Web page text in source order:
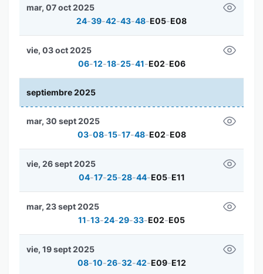
24-39-42-43-48-E05-E08
mar, 07 oct 2025
06-12-18-25-41-E02-E06
vie, 03 oct 2025
septiembre 2025
03-08-15-17-48-E02-E08
mar, 30 sept 2025
04-17-25-28-44-E05-E11
vie, 26 sept 2025
11-13-24-29-33-E02-E05
mar, 23 sept 2025
08-10-26-32-42-E09-E12
vie, 19 sept 2025